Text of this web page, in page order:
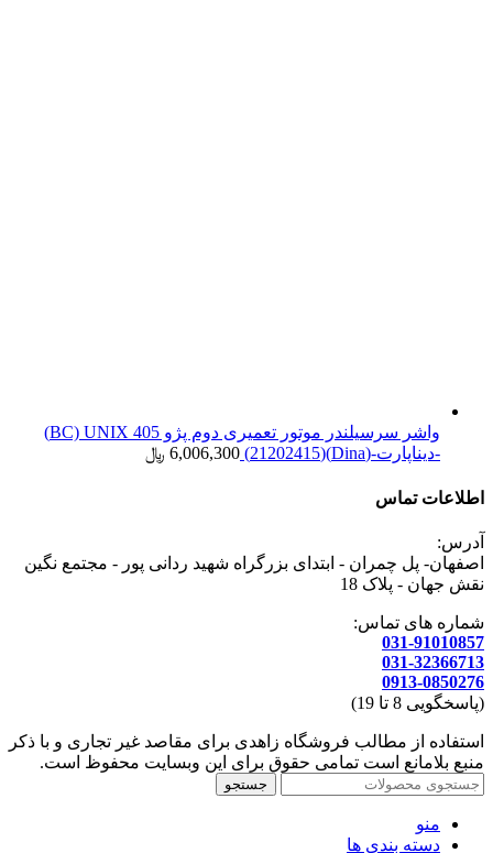
واشر سرسیلندر موتور تعمیری دوم پژو 405 BC) UNIX)
-دیناپارت-(Dina)(21202415)
6,006,300 ﷼
اطلاعات تماس
آدرس:
اصفهان- پل چمران - ابتدای بزرگراه شهید ردانی پور - مجتمع نگین
نقش جهان - پلاک 18
شماره های تماس:
031-91010857
031-32366713
0913-0850276
(پاسخگویی 8 تا 19)
استفاده از مطالب فروشگاه زاهدی برای مقاصد غیر تجاری و با ذکر
منبع بلامانع است تمامی حقوق برای این وبسایت محفوظ است.
جستجو
منو
دسته بندی ها